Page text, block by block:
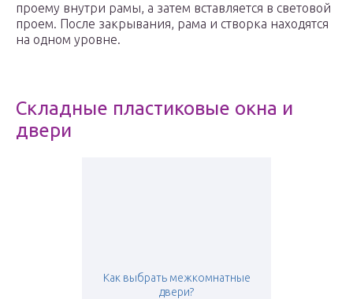
проему внутри рамы, а затем вставляется в световой
проем. После закрывания, рама и створка находятся
на одном уровне.
Складные пластиковые окна и
двери
Как выбрать межкомнатные
двери?